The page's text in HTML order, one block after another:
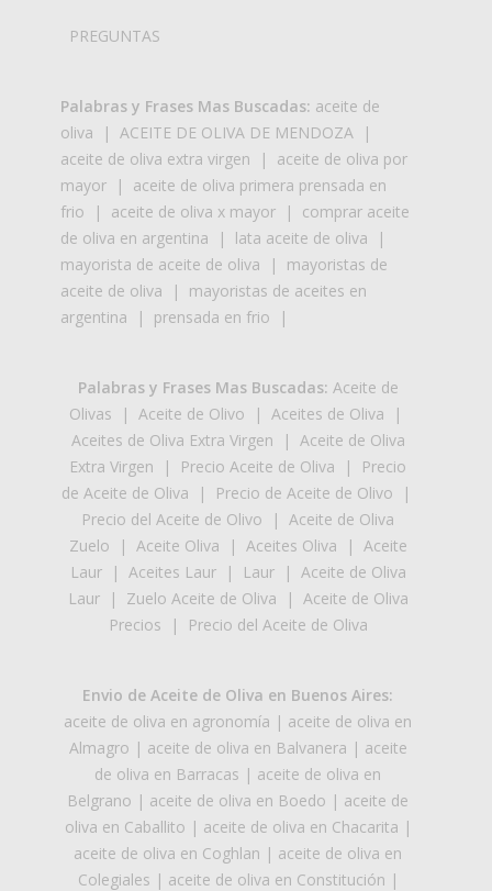
PREGUNTAS
Palabras y Frases Mas Buscadas: aceite de
oliva | ACEITE DE OLIVA DE MENDOZA |
aceite de oliva extra virgen | aceite de oliva por
mayor | aceite de oliva primera prensada en
frio | aceite de oliva x mayor | comprar aceite
de oliva en argentina | lata aceite de oliva |
mayorista de aceite de oliva | mayoristas de
aceite de oliva | mayoristas de aceites en
argentina | prensada en frio |
Palabras y Frases Mas Buscadas: Aceite de
Olivas | Aceite de Olivo | Aceites de Oliva |
Aceites de Oliva Extra Virgen | Aceite de Oliva
Extra Virgen | Precio Aceite de Oliva |
Precio
de Aceite de Oliva | Precio de Aceite de Olivo |
Precio del Aceite de Olivo | Aceite de Oliva
Zuelo | Aceite Oliva | Aceites Oliva | Aceite
Laur| Aceites Laur| Laur| Aceite de Oliva
Laur| Zuelo Aceite de Oliva | Aceite de Oliva
Precios | Precio del Aceite de Oliva
Envio de Aceite de Oliva en Buenos Aires:
aceite de oliva en agronomía | aceite de oliva en
Almagro | aceite de oliva en Balvanera | aceite
de oliva en Barracas | aceite de oliva en
Belgrano | aceite de oliva en Boedo | aceite de
oliva en Caballito | aceite de oliva en Chacarita |
aceite de oliva en Coghlan | aceite de oliva en
Colegiales | aceite de oliva en Constitución |